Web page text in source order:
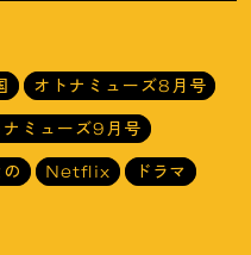
オトナミューズ8月号
ナミューズ9月号
Netflix
ドラマ